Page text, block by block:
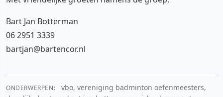
Bart Jan Botterman
06 2951 3339
bartjan@bartencor.nl
ONDERWERPEN:
vbo, vereniging badminton oefenmeesters,